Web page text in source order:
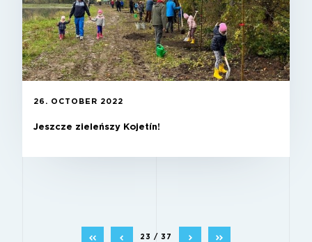
26. OCTOBER 2022
Jeszcze zieleńszy Kojetín!
23 / 37